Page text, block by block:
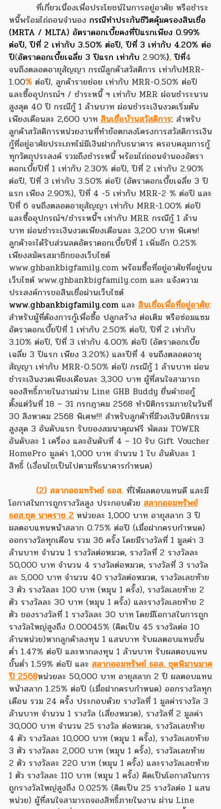
ที่เกี่ยวเนื่องเพื่อประโยชน์ในการอยู่อาศัย หรือชำระ
หนี้พร้อมไถ่ถอนจำนอง กรณีทำประกันชีวิตคุ้มครองสินเชื่อ
(MRTA / MLTA) อัตราดอกเบี้ยคงที่ปีแรกเพียง 0.99%
ต่อปี, ปีที่ 2 เท่ากับ 3.50% ต่อปี, ปีที่ 3 เท่ากับ 4.20% ต่อ
ปี(อัตราดอกเบี้ยเฉลี่ย 3 ปีแรก เท่ากับ 2.90%),ปีที่4
จนถึงตลอดอายุสัญญา กรณีลูกค้าสวัสดิการ เท่ากับMRR-
1.00% ต่อปี, ลูกค้ารายย่อย เท่ากับ MRR-0.50% ต่อปี
และซื้ออุปกรณ์ฯ / ชำระหนี้ ฯ เท่ากับ MRR ผ่อนชำระนาน
สูงสุด 40 ปี กรณีกู้ 1 ล้านบาท ผ่อนชำระเงินงวดเริ่มต้น
เพียงเดือนละ 2,600 บาท สินเชื่อบ้านสวัสดิการ: สำหรับ
ลูกค้าสวัสดิการหน่วยงานที่ทำข้อตกลงโครงการสวัสดิการเงิน
กู้ที่อยู่อาศัยประเภทไม่มีเงินฝากกับธนาคาร ครอบคลุมการกู้
ทุกวัตถุประสงค์ รวมถึงชำระหนี้ พร้อมไถ่ถอนจำนองอัตรา
ดอกเบี้ยปีที่ 1 เท่ากับ 2.30% ต่อปี, ปีที่ 2 เท่ากับ 2.90%
ต่อปี, ปีที่ 3 เท่ากับ 3.50% ต่อปี (อัตราดอกเบี้ยเฉลี่ย 3 ปี
แรก เพียง 2.90%), ปีที่ 4 -5 เท่ากับ MRR-2 % ต่อปี และ
ปีที่ 6 จนถึงตลอดอายุสัญญา เท่ากับ MRR-1.00% ต่อปี
และซื้ออุปกรณ์ฯ/ชำระหนี้ฯ เท่ากับ MRR กรณีกู้ 1 ล้าน
บาท ผ่อนชำระเงินงวดเพียงเดือนละ 3,200 บาท พิเศษ!
ลูกค้าจะได้รับส่วนลดอัตราดอกเบี้ยปีที่ 1 เพิ่มอีก 0.25%
เพียงสมัครสมาชิกของเว็บไซต์
www.ghbankbigfamily.com พร้อมซื้อที่อยู่อาศัยที่อยู่บน
เว็บไซต์ www.ghbankbigfamily.com และ แจ้งความ
ประสงค์การขอสินเชื่อผ่านเว็บไซต์
www.ghbankbigfamily.com และ สินเชื่อเพื่อที่อยู่อาศัย:
สำหรับผู้ที่ต้องการกู้เพื่อซื้อ ปลูกสร้าง ต่อเติม หรือซ่อมแซม
อัตราดอกเบี้ยปีที่ 1 เท่ากับ 2.50% ต่อปี, ปีที่ 2 เท่ากับ
3.10% ต่อปี, ปีที่ 3 เท่ากับ 4.00% ต่อปี (อัตราดอกเบี้ย
เฉลี่ย 3 ปีแรก เพียง 3.20%) และปีที่ 4 จนถึงตลอดอายุ
สัญญา เท่ากับ MRR-0.50% ต่อปี กรณีกู้ 1 ล้านบาท ผ่อน
ชำระเงินงวดเพียงเดือนละ 3,300 บาท ผู้ที่สนใจสามารถ
จองสิทธิ์ภายในงานผ่าน Line GHB Buddy ยื่นคำขอกู้
ตั้งแต่วันที่ 18 – 31 กรกฎาคม 2568 ทำนิติกรรมภายในวันที่
30 สิงหาคม 2568 พิเศษ!!! สำหรับลูกค้าที่มีวงเงินนิติกรรม
สูงสุด 3 อันดับแรก รับของสมนาคุณฟรี พัดลม TOWER
อันดับละ 1 เครื่อง และอันดับที่ 4 – 10 รับ Gift Voucher
HomePro มูลค่า 1,000 บาท จำนวน 1 ใบ อันดับละ 1
สิทธิ์ (เงื่อนไขเป็นไปตามที่ธนาคารกำหนด)
(2) สลากออมทรัพย์ ธอส. ที่ให้ผลตอบแทนดี และมี
โอกาสในการถูกรางวัลสูง ประกอบด้วย สลากออมทรัพย์
ธอส.ชุด นาคราช 2 หน่วยละ 1,000 บาท อายุสลาก 3 ปี
ผลตอบแทนหน้าสลาก 0.75% ต่อปี (เมื่อฝากครบกำหนด)
ออกรางวัลทุกเดือน รวม 36 ครั้ง โดยมีรางวัลที่ 1 มูลค่า 3
ล้านบาท จำนวน 1 รางวัลต่อหมวด, รางวัลที่ 2 รางวัลละ
50,000 บาท จำนวน 4 รางวัลต่อหมวด, รางวัลที่ 3 รางวัล
ละ 5,000 บาท จำนวน 40 รางวัลต่อหมวด, รางวัลเลขท้าย
3 ตัว รางวัลละ 100 บาท (หมุน 1 ครั้ง), รางวัลเลขท้าย 2
ตัว รางวัลละ 30 บาท (หมุน 1 ครั้ง) และรางวัลเลขท้าย 2
ตัว ของรางวัลที่ 1 รางวัลละ 30 บาท โดยมีโอกาสในการถูก
รางวัลใหญ่สูงถึง 0.00045% (คิดเป็น 45 รางวัลต่อ 10
ล้านหน่วย)หากลูกค้าลงทุน 1 แสนบาท รับผลตอบแทนขั้น
ต่ำ 1.47% ต่อปี และหากลงทุน 1 ล้านบาท รับผลตอบแทน
ขั้นต่ำ 1.59% ต่อปี และ สลากออมทรัพย์ ธอส. ชุดพิมานมาศ
ปี 2568หน่วยละ 50,000 บาท อายุสลาก 2 ปี ผลตอบแทน
หน้าสลาก 1.25% ต่อปี (เมื่อฝากครบกำหนด) ออกรางวัลทุก
เดือน รวม 24 ครั้ง ประกอบด้วย รางวัลที่ 1 มูลค่ารางวัล 3
ล้านบาท จำนวน 1 รางวัล (เสี่ยงหมวด), รางวัลที่ 2 มูลค่า
30,000 บาท จำนวน 25 รางวัล ต่อหมวด, รางวัลเลขท้าย
4 ตัว รางวัลละ 10,000 บาท (หมุน 1 ครั้ง), รางวัลเลขท้าย
3 ตัว รางวัลละ 2,000 บาท (หมุน 1 ครั้ง), รางวัลเลขท้าย
2 ตัว รางวัลละ 220 บาท (หมุน 1 ครั้ง) และรางวัลเลขท้าย
1 ตัว รางวัลละ 110 บาท (หมุน 1 ครั้ง) คิดเป็นโอกาสในการ
ถูกรางวัลใหญ่สูงถึง 0.025% (คิดเป็น 25 รางวัลต่อ 1 แสน
หน่วย) ผู้ที่สนใจสามารถจองสิทธิ์ภายในงาน ผ่าน Line